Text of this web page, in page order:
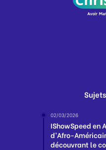
02/03/2026
IShowSpeed en
d’Afro-
découvrant le